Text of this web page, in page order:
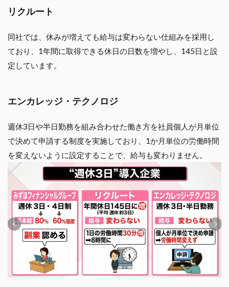
リクルート
同社では、休みが増えても給与は変わらない仕組みを採用し
ており、1年間に取得できる休日の日数を増やし、145日と設
定しています。
エンカレッジ・テクノロジ
週休3日や半日勤務を組み合わせた働き方を社員個人が月単位
で決めて申請する制度を実施しており、1か月単位の労働時間
を変えないように設定することで、給与も変わりません。